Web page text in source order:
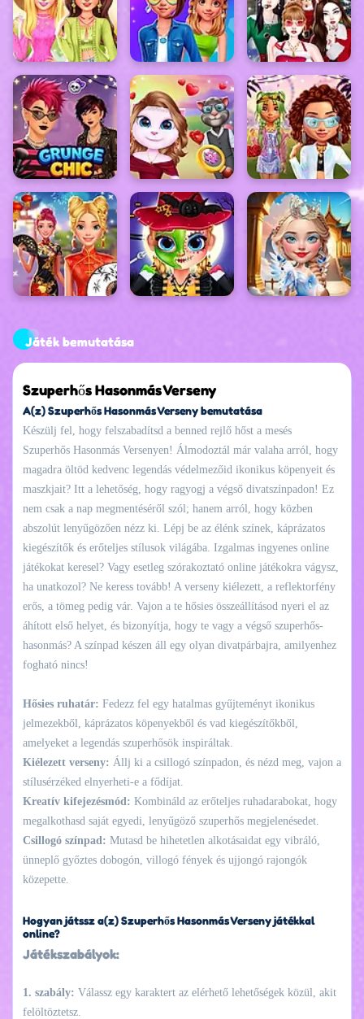
Játék bemutatása
Szuperhős Hasonmás Verseny
A(z) Szuperhős Hasonmás Verseny bemutatása
Készülj fel, hogy felszabadítsd a benned rejlő hőst a mesés
Szuperhős Hasonmás Versenyen! Álmodoztál már valaha arról, hogy
magadra öltöd kedvenc legendás védelmezőid ikonikus köpenyeit és
maszkjait? Itt a lehetőség, hogy ragyogj a végső divatszínpadon! Ez
nem csak a nap megmentéséről szól; hanem arról, hogy közben
abszolút lenyűgözően nézz ki. Lépj be az élénk színek, káprázatos
kiegészítők és erőteljes stílusok világába. Izgalmas ingyenes online
játékokat keresel? Vagy esetleg szórakoztató online játékokra vágysz,
ha unatkozol? Ne keress tovább! A verseny kiélezett, a reflektorfény
erős, a tömeg pedig vár. Vajon a te hősies összeállításod nyeri el az
áhított első helyet, és bizonyítja, hogy te vagy a végső szuperhős-
hasonmás? A színpad készen áll egy olyan divatpárbajra, amilyenhez
fogható nincs!
Hősies ruhatár: Fedezz fel egy hatalmas gyűjteményt ikonikus
jelmezekből, káprázatos köpenyekből és vad kiegészítőkből,
amelyeket a legendás szuperhősök inspiráltak.
Kiélezett verseny: Állj ki a csillogó színpadon, és nézd meg, vajon a
stílusérzéked elnyerheti-e a fődíjat.
Kreatív kifejezésmód: Kombináld az erőteljes ruhadarabokat, hogy
megalkothasd saját egyedi, lenyűgöző szuperhős megjelenésedet.
Csillogó színpad: Mutasd be hihetetlen alkotásaidat egy vibráló,
ünneplő győztes dobogón, villogó fények és ujjongó rajongók
közepette.
Hogyan játssz a(z) Szuperhős Hasonmás Verseny játékkal
online?
Játékszabályok:
1. szabály: Válassz egy karaktert az elérhető lehetőségek közül, akit
felöltöztetsz.